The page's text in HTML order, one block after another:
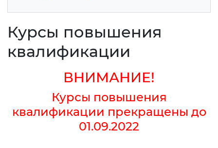
Курсы повышения
квалификации
ВНИМАНИЕ!
Курсы повышения
квалификации прекращены до
01.09.2022